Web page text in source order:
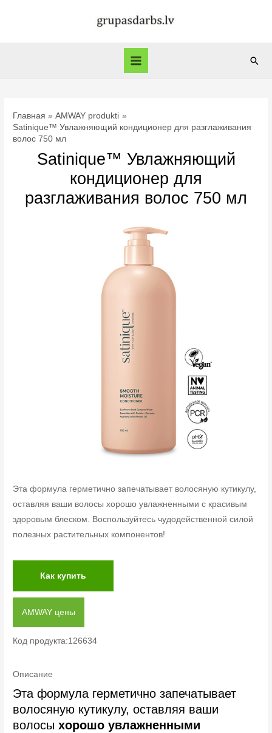
Main
Главная
AMWAY produkti
Satinique™ Увлажняющий кондиционер для разглаживания
волос 750 мл
Satinique™ Увлажняющий
кондиционер для
разглаживания волос 750 мл
Эта формула герметично запечатывает волосяную кутикулу,
оставляя ваши волосы хорошо увлажненными с красивым
здоровым блеском. Воспользуйтесь чудодейственной силой
полезных растительных компонентов!
Как купить
AMWAY цены
Код продукта:126634
Описание
Эта формула герметично запечатывает
волосяную кутикулу, оставляя ваши
волосыхорошо увлажненными